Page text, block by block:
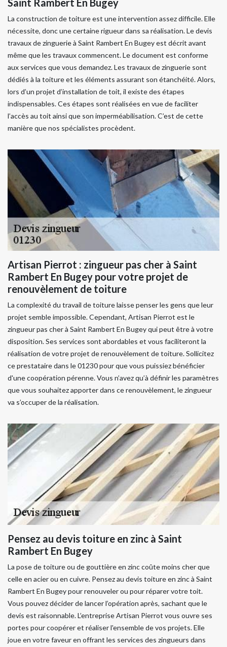
Saint Rambert En Bugey
La construction de toiture est une intervention assez difficile. Elle
nécessite, donc une certaine rigueur dans sa réalisation. Le devis
travaux de zinguerie à Saint Rambert En Bugey est décrit avant
même que les travaux commencent. Le document est conforme
aux services que vous demandez. Les travaux de zinguerie sont
dédiés à la toiture et les éléments assurant son étanchéité. Alors,
lors d’un projet d’installation de toit, il existe des étapes
indispensables. Ces étapes sont réalisées en vue de faciliter
l’accès au toit ainsi que son imperméabilisation. C’est de cette
manière que nos spécialistes procèdent.
Artisan Pierrot : zingueur pas cher à Saint
Rambert En Bugey pour votre projet de
renouvèlement de toiture
La complexité du travail de toiture laisse penser les gens que leur
projet semble impossible. Cependant, Artisan Pierrot est le
zingueur pas cher à Saint Rambert En Bugey qui peut être à votre
disposition. Ses services sont abordables et vous faciliteront la
réalisation de votre projet de renouvèlement de toiture. Sollicitez
ce prestataire dans le 01230 pour que vous puissiez bénéficier
d'une coopération pérenne. Vous n’avez qu’à définir les paramètres
que vous souhaitez apporter dans ce renouvèlement, le zingueur
va s’occuper de la réalisation.
Pensez au devis toiture en zinc à Saint
Rambert En Bugey
La pose de toiture ou de gouttière en zinc coûte moins cher que
celle en acier ou en cuivre. Pensez au devis toiture en zinc à Saint
Rambert En Bugey pour renouveler ou pour réparer votre toit.
Vous pouvez décider de lancer l’opération après, sachant que le
devis est raisonnable. L’entreprise Artisan Pierrot vous ouvre ses
portes pour coopérer et réaliser l'ensemble de vos projets. Elle
joue en votre faveur en offrant les services des zingueurs dans